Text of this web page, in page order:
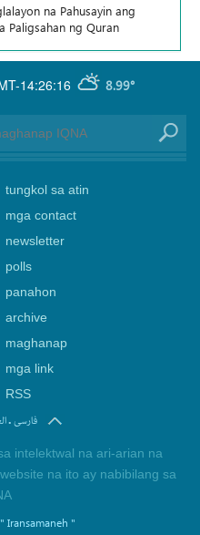
na Pahusayin ang
Paligsahan ng Quran
14:26:16 8.99°
tungkol sa atin
mga contact
newsletter
polls
panahon
archive
maghanap
mga link
RSS
.فارسی
intelektwal na ari-arian na
na ito ay nabibilang sa
" Iransamaneh "